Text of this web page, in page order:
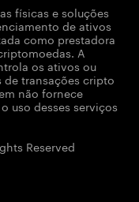
físicas e soluções
de ativos
como prestadora
A
os ativos ou
de transações cripto
não fornece
uso desses serviços